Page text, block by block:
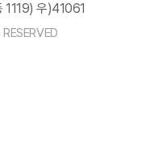
1119) 우)41061